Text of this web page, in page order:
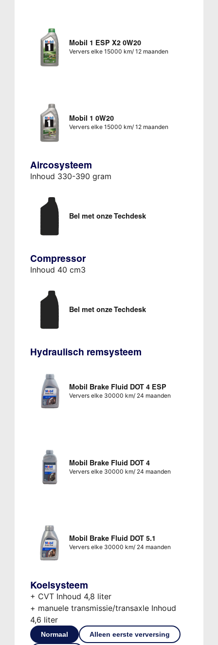
Mobil 1 ESP X2 0W20
Ververs elke 15000 km/ 12 maanden
Mobil 1 0W20
Ververs elke 15000 km/ 12 maanden
Aircosysteem
Inhoud 330-390 gram
Bel met onze Techdesk
Compressor
Inhoud 40 cm3
Bel met onze Techdesk
Hydraulisch remsysteem
Mobil Brake Fluid DOT 4 ESP
Ververs elke 30000 km/ 24 maanden
Mobil Brake Fluid DOT 4
Ververs elke 30000 km/ 24 maanden
Mobil Brake Fluid DOT 5.1
Ververs elke 30000 km/ 24 maanden
Koelsysteem
+ CVT Inhoud 4,8 liter
+ manuele transmissie/transaxle Inhoud
4,6 liter
Normaal Alleen eerste verversing